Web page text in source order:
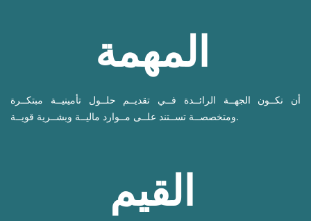
المهمة
أن نكــون الجهــة الرائــدة فــي تقديــم حلــول تأمينيــة مبتكــرة
ومتخصصــة تســتند علــى مــوارد ماليــة وبشــرية قويــة.
القيم